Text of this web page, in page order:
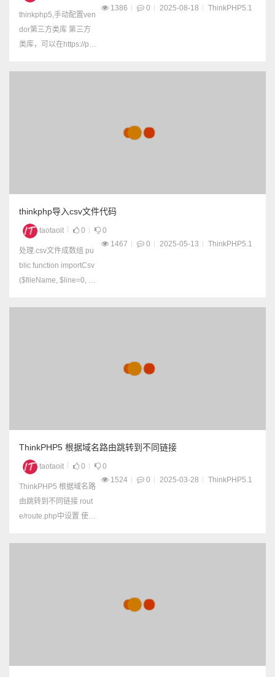
1386
0 2025-08-18 ThinkPHP5.1
thinkphp5,手动配置ven
dor第三方类库 第三方
类库，可以在https://pac
然后composer安装。
thinkphp导入csv文件代码
taotaoit 0
0
1467
0 2025-05-13 ThinkPHP5.1
处理.csv文件成数组 pu
blic function importCsv
($fileName, $line=0, $o
en($fileName,'r'); if(!$h
ThinkPHP5 根据域名路由跳转到不同链接
taotaoit 0
0
1524
0 2025-03-28 ThinkPHP5.1
ThinkPHP5 根据域名路
由跳转到不同链接 rout
e/route.php中设置 使用
时候，自动跳转到某个